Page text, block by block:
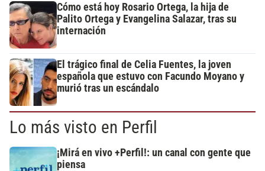
Cómo está hoy Rosario Ortega, la hija de
Palito Ortega y Evangelina Salazar, tras su
internación
El trágico final de Celia Fuentes, la joven
española que estuvo con Facundo Moyano y
murió tras un escándalo
Lo más visto en Perfil
¡Mirá en vivo +Perfil!: un canal con gente que
piensa